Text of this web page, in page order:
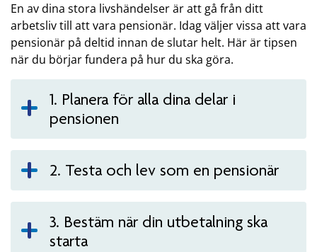
En av dina stora livshändelser är att gå från ditt
arbetsliv till att vara pensionär. Idag väljer vissa att vara
pensionär på deltid innan de slutar helt. Här är tipsen
när du börjar fundera på hur du ska göra.
1. Planera för alla dina delar i
pensionen
2. Testa och lev som en pensionär
3. Bestäm när din utbetalning ska
starta